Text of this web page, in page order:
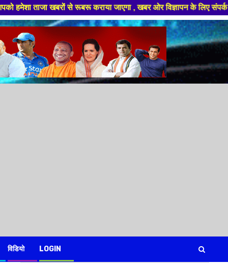
कराया जाएगा , खबर ओर विज्ञापन के लिए संपर्क करे +91 88949
विडियो LOGIN